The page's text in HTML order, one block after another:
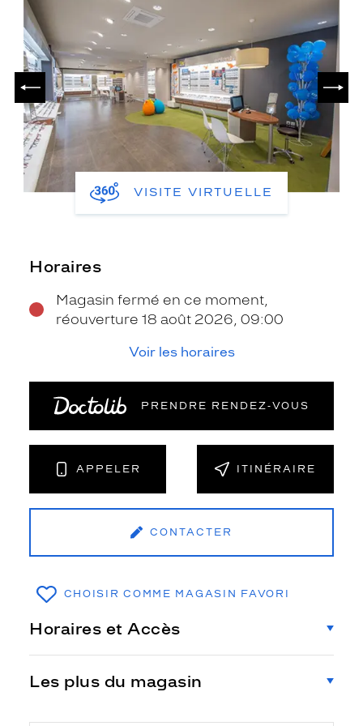
PRÉCÉDENT
VISITE VIRTUELLE
Horaires
Magasin fermé en ce moment,
réouverture 18 août 2026, 09:00
Voir les horaires
PRENDRE RENDEZ‑VOUS
APPELER ITINÉRAIRE
CONTACTER
CHOISIR COMME MAGASIN FAVORI
Horaires et Accès
Les plus du magasin